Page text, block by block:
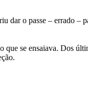
dar o passe – errado –
se ensaiava. Dos